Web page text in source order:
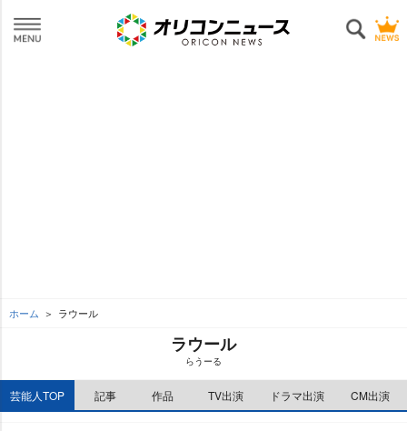
ホーム ラウール
ラウール
らうーる
芸能人TOP 記事 作品 TV出演 ドラマ出演 CM出演